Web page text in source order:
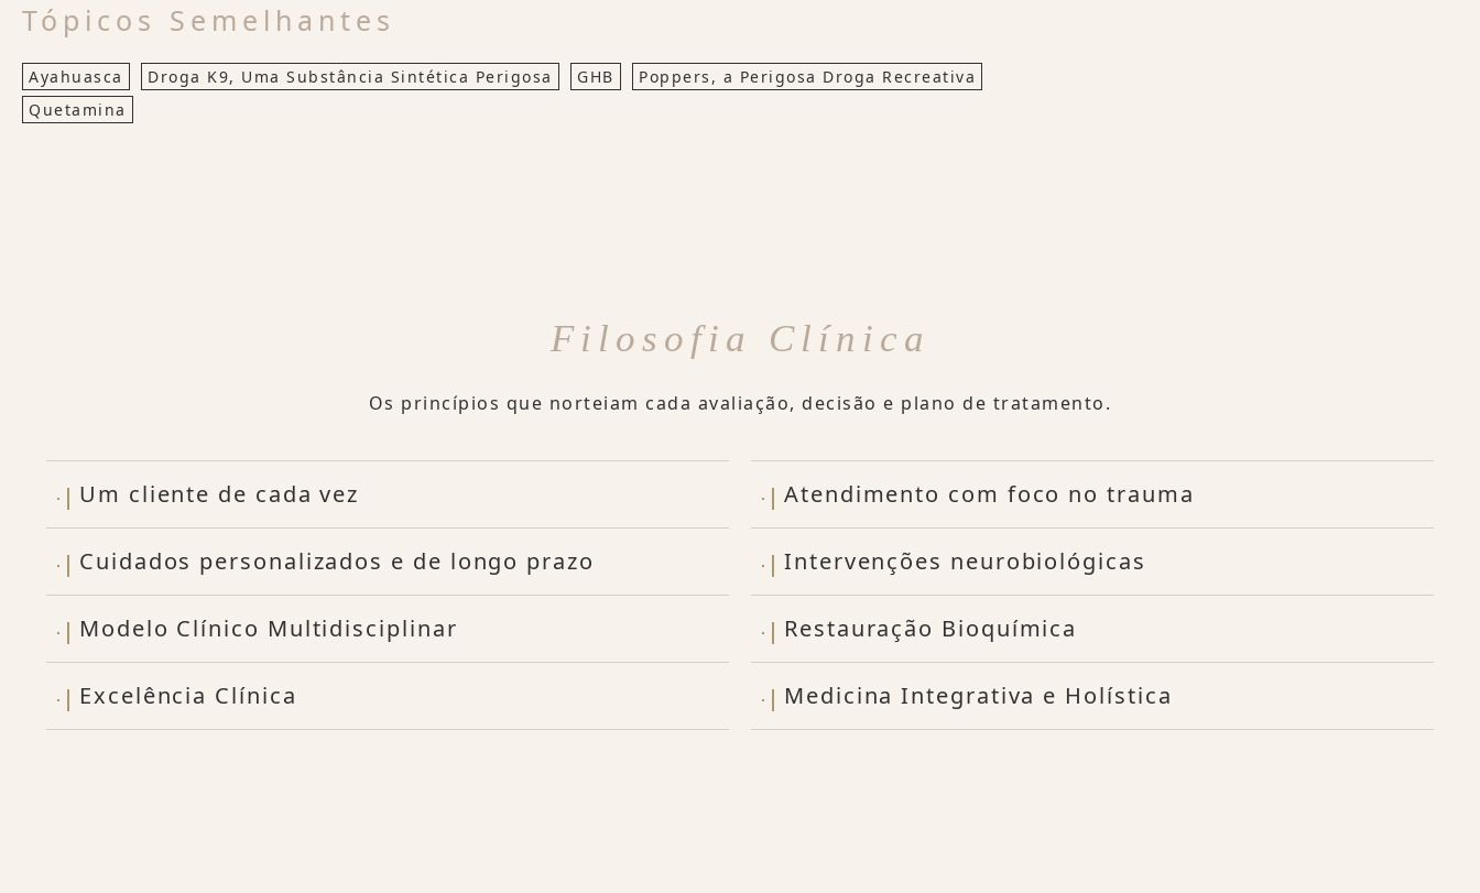
Tópicos Semelhantes
Ayahuasca Droga K9, Uma Substância Sintética Perigosa GHB
Poppers, a Perigosa Droga Recreativa
Quetamina
Filosofia Clínica
Os princípios que norteiam cada avaliação, decisão e plano de tratamento.
Um cliente de cada vez
Cuidados personalizados e de longo prazo
Modelo Clínico Multidisciplinar
Excelência Clínica
Atendimento com foco no trauma
Intervenções neurobiológicas
Restauração Bioquímica
Medicina Integrativa e Holística